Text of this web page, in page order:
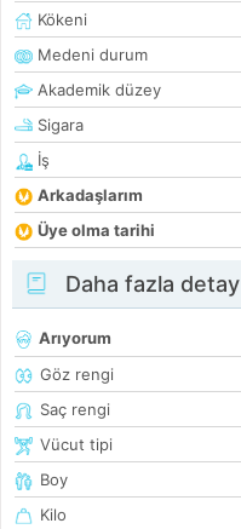
Kökeni
Medeni durum
Akademik düzey
Sigara
İş
Arkadaşlarım
Üye olma tarihi
Daha fazla detay
Arıyorum
Göz rengi
Saç rengi
Vücut tipi
Boy
Kilo